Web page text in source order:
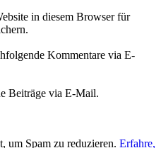
in diesem Browser für
Kommentare via E-
Beiträge via E-Mail.
um Spam zu reduzieren. Erfahre,